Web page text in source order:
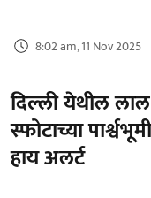
8:02 am, 11 Nov 2025
दिल्ली येथील
स्फोटाच्या
हाय अलर्ट